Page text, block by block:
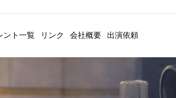
ント一覧 リンク 会社概要 出演依頼